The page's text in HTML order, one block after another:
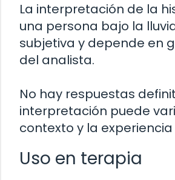
La interpretación de la
una persona bajo la
subjetiva y depende en
del analista.
No hay respuestas
interpretación puede
contexto y la
Uso en terapia